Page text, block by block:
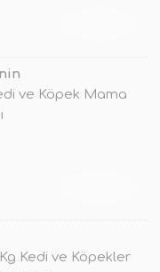
ve Köpek Mama
Kedi ve Köpekler